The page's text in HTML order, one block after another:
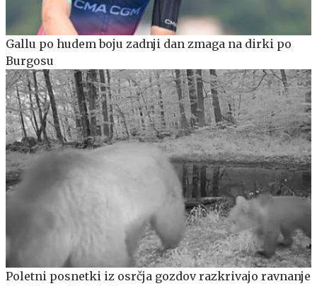
Gallu po hudem boju zadnji dan zmaga na dirki po
Burgosu
Poletni posnetki iz osrčja gozdov razkrivajo ravnanje